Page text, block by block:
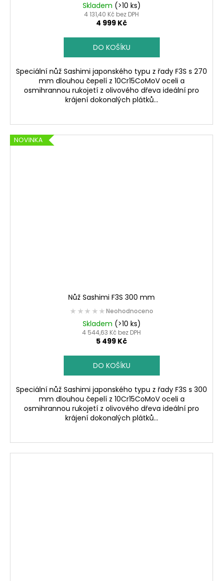
Skladem (>10 ks)
4 131,40 Kč bez DPH
4 999 Kč
DO KOŠÍKU
Speciální nůž Sashimi japonského typu z řady F3S s 270
mm dlouhou čepelí z 10Cr15CoMoV oceli a
osmihrannou rukojetí z olivového dřeva ideální pro
krájení dokonalých plátků...
NOVINKA
Nůž Sashimi F3S 300 mm
★★★★★
★★★★★Neohodnoceno
Skladem (>10 ks)
4 544,63 Kč bez DPH
5 499 Kč
DO KOŠÍKU
Speciální nůž Sashimi japonského typu z řady F3S s 300
mm dlouhou čepelí z 10Cr15CoMoV oceli a
osmihrannou rukojetí z olivového dřeva ideální pro
krájení dokonalých plátků...